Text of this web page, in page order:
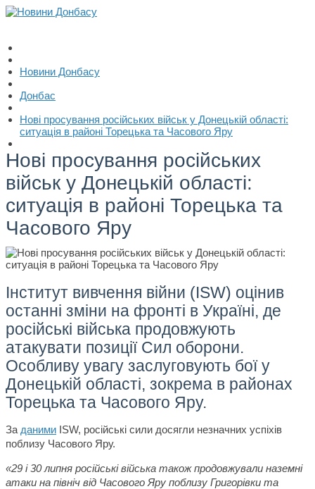
Новини Донбасу
Донбас
Нові просування російських військ у Донецькій області:
ситуація в районі Торецька та Часового Яру
Нові просування російських
військ у Донецькій області:
ситуація в районі Торецька та
Часового Яру
Інститут вивчення війни (ISW) оцінив
останні зміни на фронті в Україні, де
російські війська продовжують
атакувати позиції Сил оборони.
Особливу увагу заслуговують бої у
Донецькій області, зокрема в районах
Торецька та Часового Яру.
За даними ISW, російські сили досягли незначних успіхів
поблизу Часового Яру.
«29 і 30 липня російські війська також продовжували наземні
атаки на північ від Часового Яру поблизу Григорівки та